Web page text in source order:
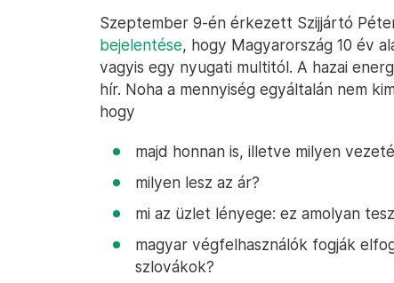
Szeptember 9-én érkezett Szijjártó
bejelentése, hogy Magyarország 10 év
vagyis egy nyugati multitól. A hazai
hír. Noha a mennyiség egyáltalán nem
hogy
majd honnan is, illetve milyen
milyen lesz az ár?
mi az üzlet lényege: ez amolyan
magyar végfelhasználók fogják
szlovákok?